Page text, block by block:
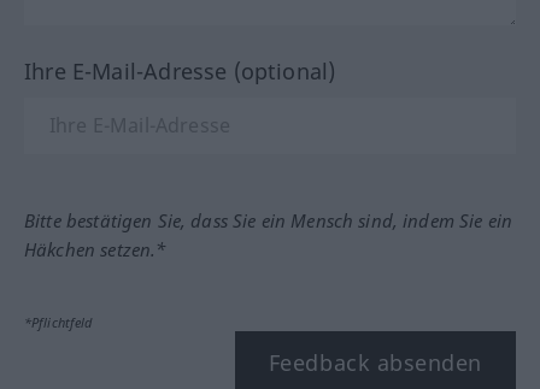
Ihre E-Mail-Adresse (optional)
Bitte bestätigen Sie, dass Sie ein Mensch sind, indem Sie ein
Häkchen setzen.*
*Pflichtfeld
Feedback absenden